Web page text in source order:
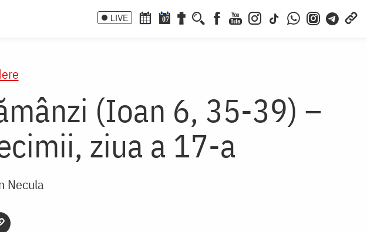
LIVE 07
(Ioan 6, 35-39) –
ziua a 17-a
Necula